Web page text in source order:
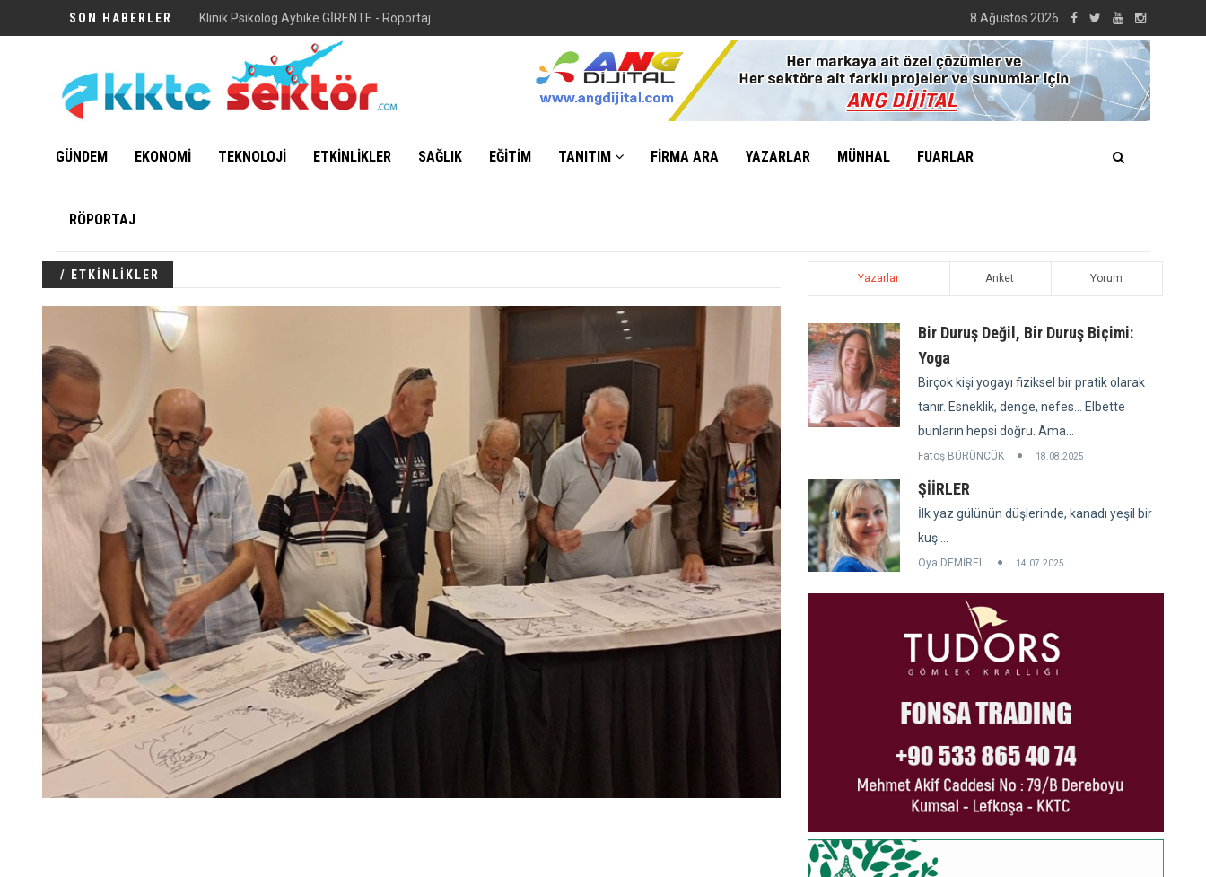
SON HABERLER Vuni Sarayı 8 Ağustos 2026
GÜNDEM EKONOMİ TEKNOLOJİ ETKİNLİKLER SAĞLIK EĞİTİM TANITIM FİRMA ARA YAZARLAR MÜNHAL FUARLAR
RÖPORTAJ
/ ETKİNLİKLER Yazarlar Anket Yorum
Bir Duruş Değil, Bir Duruş Biçimi:
Yoga
Birçok kişi yogayı fiziksel bir pratik olarak
tanır. Esneklik, denge, nefes... Elbette
bunların hepsi doğru. Ama...
Fatoş BÜRÜNCÜK 18.08.2025
ŞİİRLER
İlk yaz gülünün düşlerinde, kanadı yeşil bir
kuş ...
Oya DEMİREL 14.07.2025